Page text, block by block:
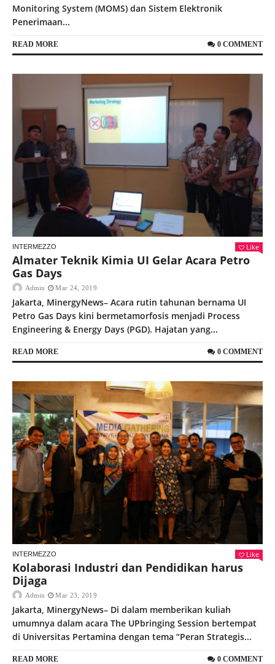
Monitoring System (MOMS) dan Sistem Elektronik
Penerimaan...
READ MORE 0 COMMENT
INTERMEZZO Like
Almater Teknik Kimia UI Gelar Acara Petro
Gas Days
Admin Mar 24, 2019
Jakarta, MinergyNews– Acara rutin tahunan bernama UI
Petro Gas Days kini bermetamorfosis menjadi Process
Engineering & Energy Days (PGD). Hajatan yang...
READ MORE 0 COMMENT
INTERMEZZO Like
Kolaborasi Industri dan Pendidikan harus
Dijaga
Admin Mar 23, 2019
Jakarta, MinergyNews– Di dalam memberikan kuliah
umumnya dalam acara The UPbringing Session bertempat
di Universitas Pertamina dengan tema “Peran Strategis...
READ MORE 0 COMMENT